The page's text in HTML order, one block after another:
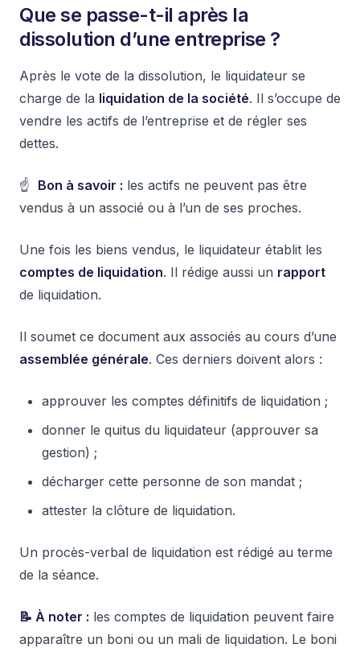
Que se passe-t-il après la
dissolution d’une entreprise ?
Après le vote de la dissolution, le liquidateur se
charge de la liquidation de la société. Il s’occupe de
vendre les actifs de l’entreprise et de régler ses
dettes.
☝️ Bon à savoir : les actifs ne peuvent pas être
vendus à un associé ou à l’un de ses proches.
Une fois les biens vendus, le liquidateur établit les
comptes de liquidation. Il rédige aussi un rapport
de liquidation.
Il soumet ce document aux associés au cours d’une
assemblée générale. Ces derniers doivent alors :
approuver les comptes définitifs de liquidation ;
donner le quitus du liquidateur (approuver sa
gestion) ;
décharger cette personne de son mandat ;
attester la clôture de liquidation.
Un procès-verbal de liquidation est rédigé au terme
de la séance.
📝 À noter : les comptes de liquidation peuvent faire
apparaître un boni ou un mali de liquidation. Le boni